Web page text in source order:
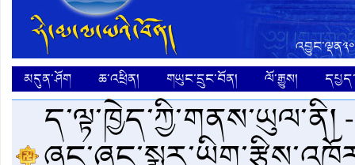
མདུན་ཤོག
ཆ་འཕྲིན། གཡུང་དྲུང་བོན། ལོ་རྒྱུས།
ད་ལྟ་ཁྱེད་ཀྱི་གནས་ཡུལ་ནི།